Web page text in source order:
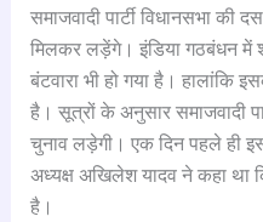
समाजवादी पार्टी विधानसभा की
मिलकर लड़ेंगे। इंडिया गठबंधन में
बंटवारा भी हो गया है। हालांकि
है। सूत्रों के अनुसार समाजवादी
चुनाव लड़ेगी। एक दिन पहले ही
अध्यक्ष अखिलेश यादव ने कहा था
है।